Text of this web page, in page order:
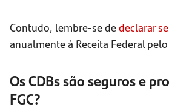
Contudo, lembre-se dedeclarar
anualmente à Receita Federal
Os CDBs são seguros e
FGC?